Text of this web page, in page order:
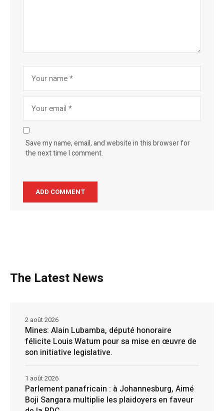
Save my name, email, and website in this browser for
the next time I comment.
The Latest News
Mines: Alain Lubamba, député honoraire
félicite Louis Watum pour sa mise en œuvre de
son initiative legislative.
2 août 2026
Parlement panafricain : à Johannesburg, Aimé
Boji Sangara multiplie les plaidoyers en faveur
1 août 2026